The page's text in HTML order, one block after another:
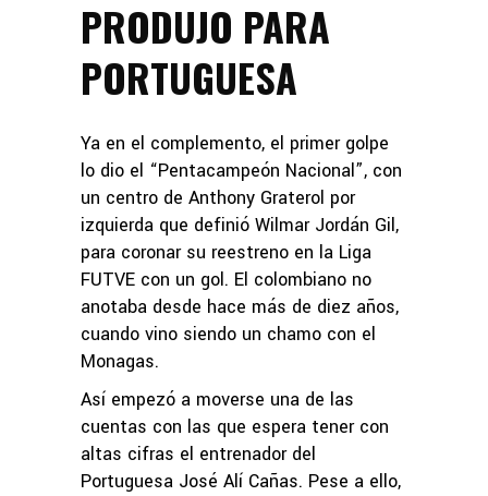
PRODUJO PARA
PORTUGUESA
Ya en el complemento, el primer golpe
lo dio el “Pentacampeón Nacional”, con
un centro de Anthony Graterol por
izquierda que definió Wilmar Jordán Gil,
para coronar su reestreno en la Liga
FUTVE con un gol. El colombiano no
anotaba desde hace más de diez años,
cuando vino siendo un chamo con el
Monagas.
Así empezó a moverse una de las
cuentas con las que espera tener con
altas cifras el entrenador del
Portuguesa José Alí Cañas. Pese a ello,